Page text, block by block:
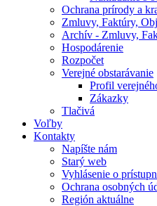
Ochrana prírody a
Zmluvy, Faktúry,
Archív - Zmluvy,
Hospodárenie
Rozpočet
Verejné obstarávanie
Profil
Zákazky
Tlačivá
Voľby
Kontakty
Napíšte nám
Starý web
Vyhlásenie o
Ochrana osobných
Región aktuálne